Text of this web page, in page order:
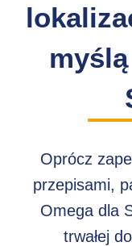
Oprócz
przepisami,
Omega dla
trwałej